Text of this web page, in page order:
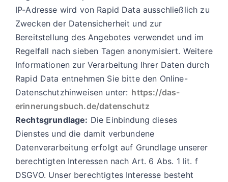
IP-Adresse wird von Rapid Data ausschließlich zu
Zwecken der Datensicherheit und zur
Bereitstellung des Angebotes verwendet und im
Regelfall nach sieben Tagen anonymisiert. Weitere
Informationen zur Verarbeitung Ihrer Daten durch
Rapid Data entnehmen Sie bitte den Online-
Datenschutzhinweisen unter: https://das-
erinnerungsbuch.de/datenschutz
Rechtsgrundlage: Die Einbindung dieses
Dienstes und die damit verbundene
Datenverarbeitung erfolgt auf Grundlage unserer
berechtigten Interessen nach Art. 6 Abs. 1 lit. f
DSGVO. Unser berechtigtes Interesse besteht